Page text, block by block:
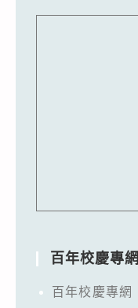
百年校慶專網
百年校慶專網